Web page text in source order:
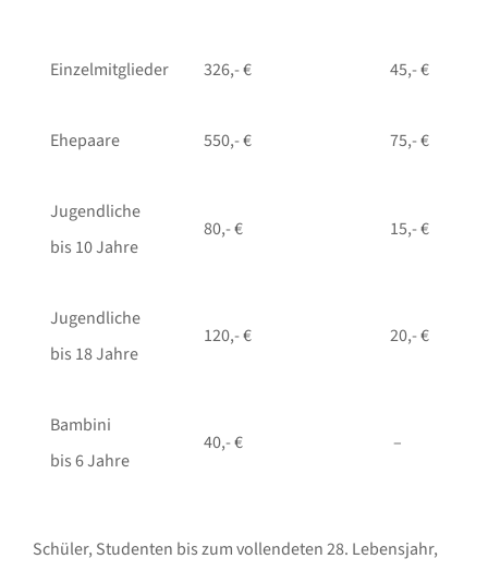
Einzelmitglieder 326,- € 45,- €
Ehepaare 550,- € 75,- €
Jugendliche
bis 10 Jahre
80,- € 15,- €
Jugendliche
bis 18 Jahre
120,- € 20,- €
Bambini
bis 6 Jahre
40,- € –
Schüler, Studenten bis zum vollendeten 28. Lebensjahr,